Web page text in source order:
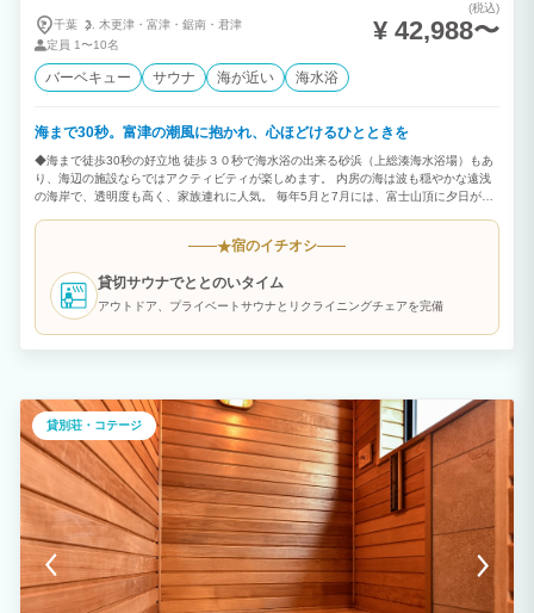
千葉 木更津・ 富津・ 鋸南・ 君津
定員 1〜10名
(税込)
¥ 42,988〜
バーベキュー サウナ 海が近い 海水浴
海まで30秒。富津の潮風に抱かれ、心ほどけるひとときを
◆海まで徒歩30秒の好立地 徒歩３０秒で海水浴の出来る砂浜（上総湊海水浴場）もあ
り、海辺の施設ならではアクティビティが楽しめます。 内房の海は波も穏やかな遠浅
の海岸で、透明度も高く、家族連れに人気。 毎年5月と7月には、富士山頂に夕日が落
ートサウナとリクライニングチェアを完備！ 海のアクティビティを楽しんだ後、身体
だからこそできる非日常のととのいを体験してください。 ◆笑顔あふれるBBQ（有
料） アウトドアを最大限お楽しみいただけるバーベキューに必要な設備（グリル、
炭、網など）をご用意しております。 みんなでワイワイいただくBBQ！潮の香りと海
★宿のイチオシ
貸切サウナでととのいタイム
アウトドア、プライベートサウナとリクライニングチェアを完備
貸別荘・コテージ